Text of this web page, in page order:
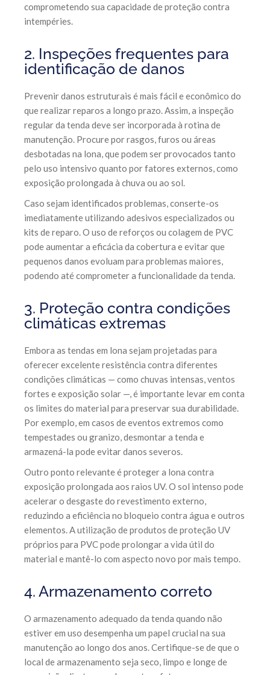
comprometendo sua capacidade de proteção contra
intempéries.
2. Inspeções frequentes para
identificação de danos
Prevenir danos estruturais é mais fácil e econômico do
que realizar reparos a longo prazo. Assim, a inspeção
regular da tenda deve ser incorporada à rotina de
manutenção. Procure por rasgos, furos ou áreas
desbotadas na lona, que podem ser provocados tanto
pelo uso intensivo quanto por fatores externos, como
exposição prolongada à chuva ou ao sol.
Caso sejam identificados problemas, conserte-os
imediatamente utilizando adesivos especializados ou
kits de reparo. O uso de reforços ou colagem de PVC
pode aumentar a eficácia da cobertura e evitar que
pequenos danos evoluam para problemas maiores,
podendo até comprometer a funcionalidade da tenda.
3. Proteção contra condições
climáticas extremas
Embora as tendas em lona sejam projetadas para
oferecer excelente resistência contra diferentes
condições climáticas — como chuvas intensas, ventos
fortes e exposição solar —, é importante levar em conta
os limites do material para preservar sua durabilidade.
Por exemplo, em casos de eventos extremos como
tempestades ou granizo, desmontar a tenda e
armazená-la pode evitar danos severos.
Outro ponto relevante é proteger a lona contra
exposição prolongada aos raios UV. O sol intenso pode
acelerar o desgaste do revestimento externo,
reduzindo a eficiência no bloqueio contra água e outros
elementos. A utilização de produtos de proteção UV
próprios para PVC pode prolongar a vida útil do
material e mantê-lo com aspecto novo por mais tempo.
4. Armazenamento correto
O armazenamento adequado da tenda quando não
estiver em uso desempenha um papel crucial na sua
manutenção ao longo dos anos. Certifique-se de que o
local de armazenamento seja seco, limpo e longe de